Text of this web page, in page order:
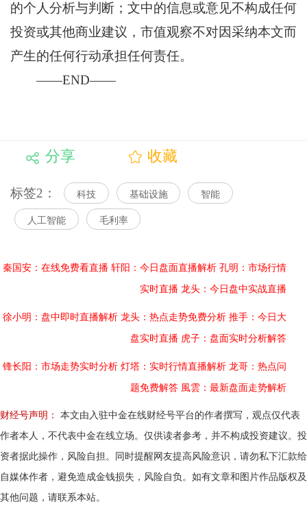
的个人分析与判断；文中的信息或意见不构成任何
投资或其他商业建议，市值观察不对因采纳本文而
产生的任何行动承担任何责任。
——END——
分享 收藏
标签2： 科技 基础设施 智能
人工智能 毛利率
秦国安：在线免费看直播 轩阳：今日盘面直播解析 孔明：市场行情
实时直播 龙头：今日盘中实战直播
徐小明：盘中即时直播解析 龙头：热点走势免费分析 推手：今日大
盘实时直播 虎子：盘面实时分析解答
锋长阳：市场走势实时分析 灯塔：实时行情直播解析 龙哥：热点问
题免费解答 風雲：最新盘面走势解析
财经号声明：
本文由入驻中金在线财经号平台的作者撰写，观点仅代表
作者本人，不代表中金在线立场。仅供读者参考，并不构成投资建议。投
资者据此操作，风险自担。同时提醒网友提高风险意识，请勿私下汇款给
自媒体作者，避免造成金钱损失，风险自负。如有文章和图片作品版权及
其他问题，请联系本站。